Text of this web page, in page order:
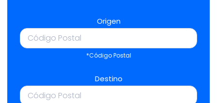
Origen
*Código Postal
Destino